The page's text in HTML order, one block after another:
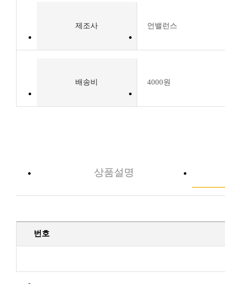
제조사 언밸런스
배송비 4000원
상품설명
번호